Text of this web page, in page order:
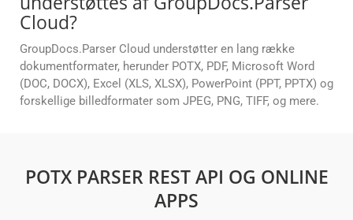
Cloud?
GroupDocs.Parser Cloud understøtter en lang række
dokumentformater, herunder POTX, PDF, Microsoft Word
(DOC, DOCX), Excel (XLS, XLSX), PowerPoint (PPT, PPTX) og
forskellige billedformater som JPEG, PNG, TIFF, og mere.
POTX PARSER REST API OG ONLINE
APPS